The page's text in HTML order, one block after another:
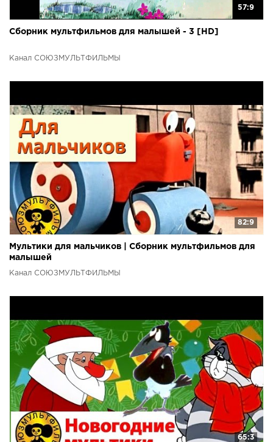
57:9
Сборник мультфильмов для малышей - 3 [HD]
Канал СОЮЗМУЛЬТФИЛЬМЫ
82:9
Мультики для мальчиков | Сборник мультфильмов для
малышей
Канал СОЮЗМУЛЬТФИЛЬМЫ
65:3